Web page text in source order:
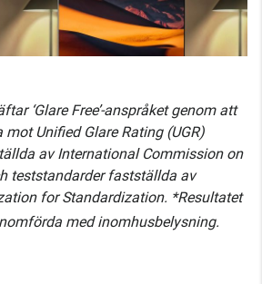
‘Glare Free’-anspråket genom att
Unified Glare Rating (UGR)
av International Commission on
teststandarder fastställda av
for Standardization. *Resultatet
med inomhusbelysning.